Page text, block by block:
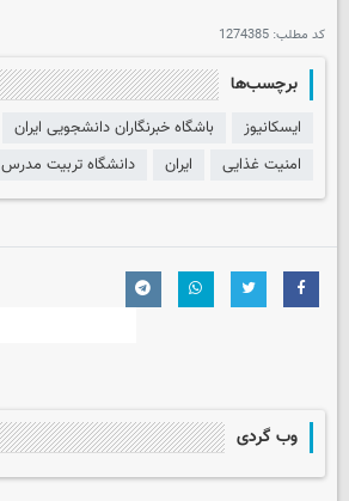
کد مطلب: 1274385
برچسب‌ها
ایسکانیوز باشگاه خبرنگاران دانشجویی ایران
امنیت غذایی
ایران دانشگاه تربیت مدرس
وب گردی